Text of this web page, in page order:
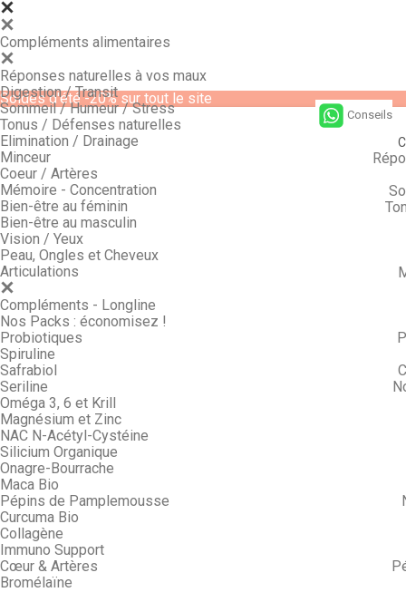
Soldes d'été -20% sur tout le site
Compléments alimentaires
Réponses naturelles à vos maux
Digestion / Transit
Sommeil / Humeur / Stress
Tonus / Défenses naturelles
Elimination / Drainage
Minceur
Coeur / Artères
Mémoire - Concentration
Bien-être au féminin
Bien-être au masculin
Vision / Yeux
Peau, Ongles et Cheveux
Articulations
Compléments - Longline
Nos Packs : économisez !
Probiotiques
Spiruline
Safrabiol
Seriline
Oméga 3, 6 et Krill
Magnésium et Zinc
NAC N-Acétyl-Cystéine
Silicium Organique
Onagre-Bourrache
Maca Bio
Pépins de Pamplemousse
Curcuma Bio
Collagène
Immuno Support
Cœur & Artères
Bromélaïne
Conseils